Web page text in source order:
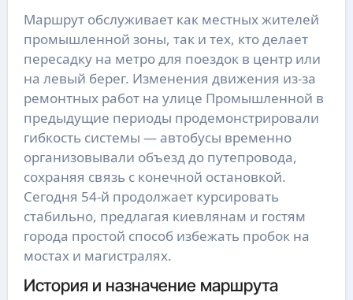
Маршрут обслуживает как местных жителей
промышленной зоны, так и тех, кто делает
пересадку на метро для поездок в центр или
на левый берег. Изменения движения из-за
ремонтных работ на улице Промышленной в
предыдущие периоды продемонстрировали
гибкость системы — автобусы временно
организовывали объезд до путепровода,
сохраняя связь с конечной остановкой.
Сегодня 54-й продолжает курсировать
стабильно, предлагая киевлянам и гостям
города простой способ избежать пробок на
мостах и магистралях.
История и назначение маршрута